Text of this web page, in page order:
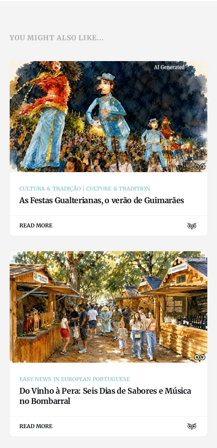
YOU MIGHT ALSO LIKE...
CULTURA & TRADIÇÃO | CULTURE & TRADITION
As Festas Gualterianas, o verão de Guimarães
READ MORE
EASY NEWS IN EUROPEAN PORTUGUESE
Do Vinho à Pera: Seis Dias de Sabores e Música
no Bombarral
READ MORE